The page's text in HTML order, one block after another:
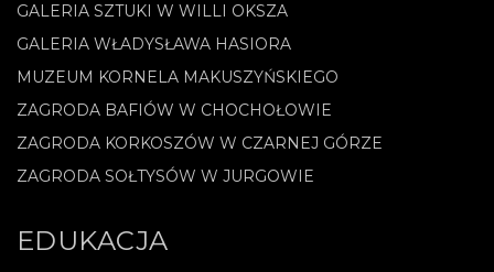
GALERIA SZTUKI W WILLI OKSZA
GALERIA WŁADYSŁAWA HASIORA
MUZEUM KORNELA MAKUSZYŃSKIEGO
ZAGRODA BAFIÓW W CHOCHOŁOWIE
ZAGRODA KORKOSZÓW W CZARNEJ GÓRZE
ZAGRODA SOŁTYSÓW W JURGOWIE
EDUKACJA